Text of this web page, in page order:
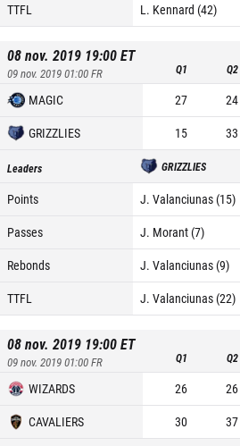
TTFL
L. Kennard (42)
08 nov. 2019 19:00ET
09 nov. 2019 01:00FR Q1 Q2
MAGIC 27 24
GRIZZLIES
15 33
Leaders GRIZZLIES
Points J. Valanciunas (15)
Passes
J. Morant (7)
Rebonds
J. Valanciunas (9)
TTFL
J. Valanciunas (22)
08 nov. 2019 19:00ET
09 nov. 2019 01:00FR Q1 Q2
WIZARDS 26 26
CAVALIERS
30 37